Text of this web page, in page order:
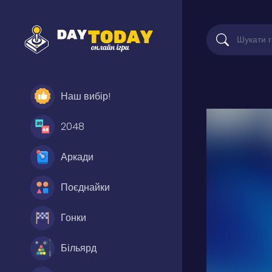
Наш вибір!
2048
Аркади
Поєднайки
Гонки
Більярд